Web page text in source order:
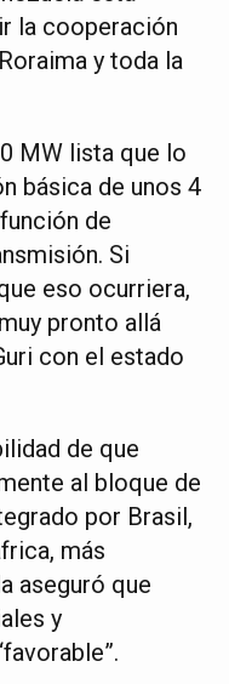
la cooperación
y toda la
MW lista que lo
básica de unos 4
de
Si
eso ocurriera,
pronto allá
con el estado
de que
al bloque de
por Brasil,
más
aseguró que
y